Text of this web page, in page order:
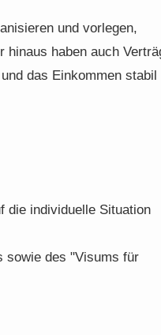
und vorlegen,
hinaus haben auch
das Einkommen
die individuelle Situation
sowie des "Visums für